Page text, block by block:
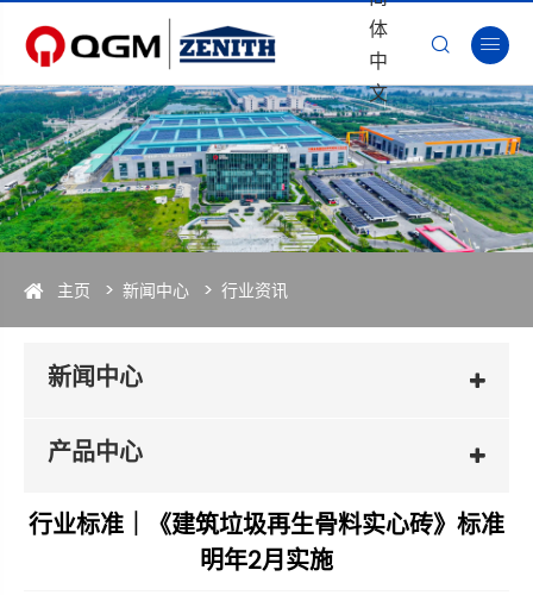
体
中
文
 
主页 新闻中心 行业资讯
新闻中心
产品中心
行业标准｜《建筑垃圾再生骨料实心砖》标准
明年2月实施